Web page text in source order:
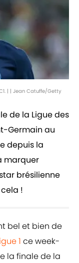
| | Jean Catuffe/Getty
de la Ligue des
Germain au
depuis la
marquer
brésilienne
!
bel et bien de
1 ce week-
la finale de la